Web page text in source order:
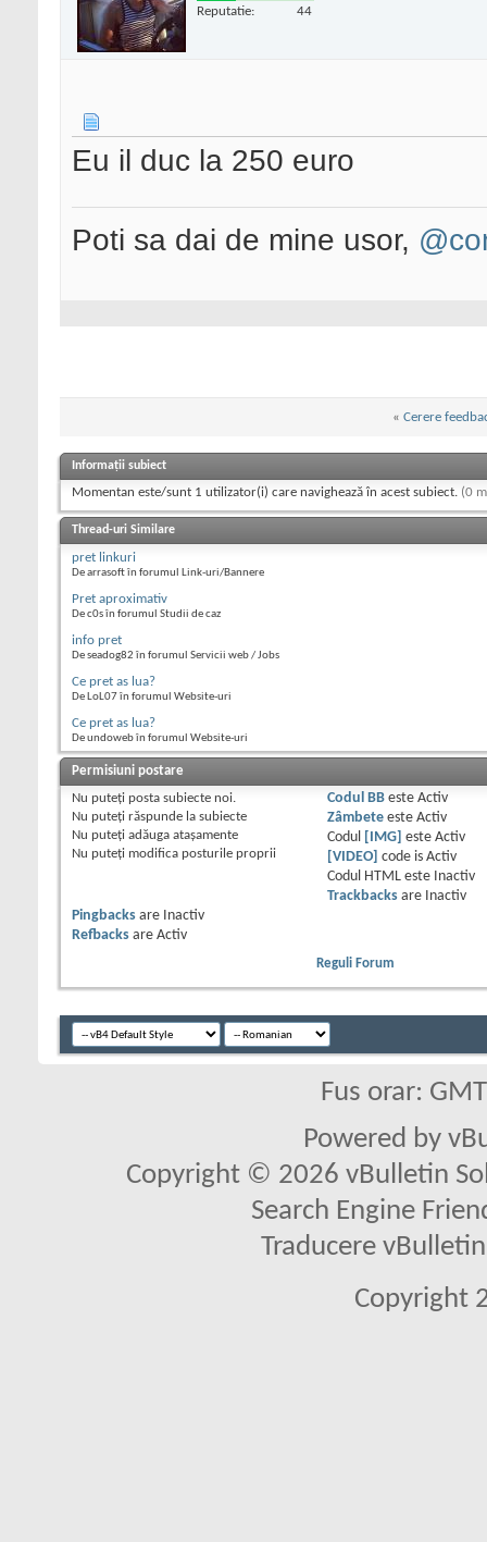
Reputatie: 44
Eu il duc la 250 euro
Poti sa dai de mine usor,
« Cerere
Informații subiect
Momentan este/sunt 1 utilizator(i) care navighează în acest subiect. (0
Thread-uri Similare
pret linkuri
De arrasoft în forumul Link-uri/Bannere
Pret aproximativ
De c0s în forumul Studii de caz
info pret
De seadog82 în forumul Servicii web / Jobs
Ce pret as lua?
De LoL07 în forumul Website-uri
Ce pret as lua?
De undoweb în forumul Website-uri
Permisiuni postare
Nu puteţi posta subiecte noi.
Nu puteţi răspunde la subiecte
Nu puteţi adăuga ataşamente
Nu puteţi modifica posturile proprii
Codul BBeste Activ
Zâmbeteeste Activ
Codul
[IMG] este Activ
[VIDEO] code is Activ
Codul HTML este
Inactiv
Trackbacksare
Inactiv
Pingbacks are
Inactiv
Refbacks are Activ
Reguli Forum
Fus orar:
Powered by
Copyright © 2026 vBulletin
Search Engine
Traducere
Copyright